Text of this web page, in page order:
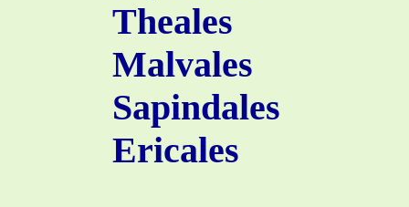
Theales
Malvales
Sapindales
Ericales